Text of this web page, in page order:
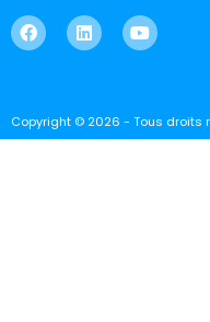
Copyright © 2026 - Tous droits